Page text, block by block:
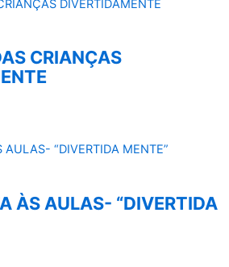
CRIANÇAS
ÀS AULAS- “DIVERTIDA